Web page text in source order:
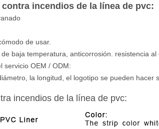
incendios de la línea de pvc:
de usar.
baja temperatura, anticorrosión. resistencia
servicio OEM / ODM:
la longitud, el logotipo se pueden hacer
incendios de la línea de pvc: